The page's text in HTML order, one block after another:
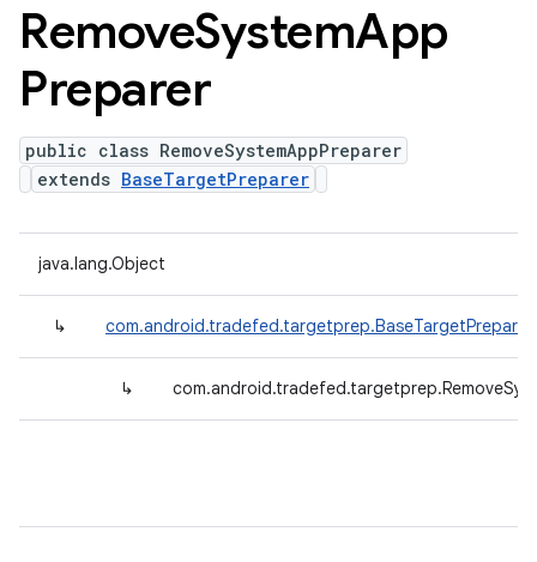
RemoveSystemApp
Preparer
public class RemoveSystemAppPreparer
extends BaseTargetPreparer
java.lang.Object
↳ com.android.tradefed.targetprep.BaseTargetPreparer
↳